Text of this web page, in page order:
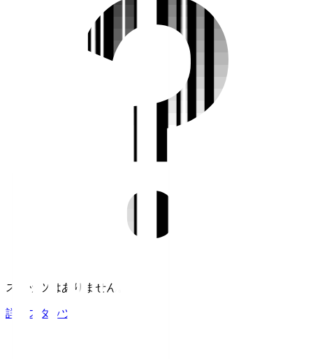
スタッツはありません。
詳細スタッツ